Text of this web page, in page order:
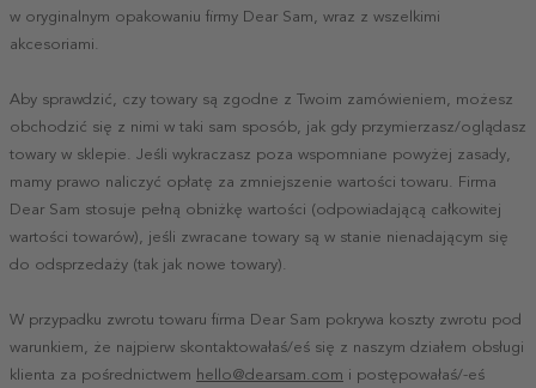
w oryginalnym opakowaniu firmy Dear Sam, wraz z wszelkimi
akcesoriami.
Aby sprawdzić, czy towary są zgodne z Twoim zamówieniem, możesz
obchodzić się z nimi w taki sam sposób, jak gdy przymierzasz/oglądasz
towary w sklepie. Jeśli wykraczasz poza wspomniane powyżej zasady,
mamy prawo naliczyć opłatę za zmniejszenie wartości towaru. Firma
Dear Sam stosuje pełną obniżkę wartości (odpowiadającą całkowitej
wartości towarów), jeśli zwracane towary są w stanie nienadającym się
do odsprzedaży (tak jak nowe towary).
W przypadku zwrotu towaru firma Dear Sam pokrywa koszty zwrotu pod
warunkiem, że najpierw skontaktowałaś/eś się z naszym działem obsługi
klienta za pośrednictwem hello@dearsam.com i postępowałaś/-eś